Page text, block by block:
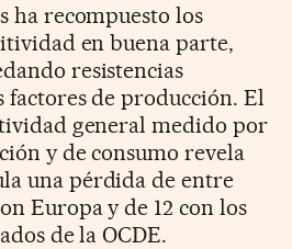
ha recompuesto los
en buena parte,
resistencias
de producción. El
general medido por
y de consumo revela
una pérdida de entre
Europa y de 12 con los
de la OCDE.